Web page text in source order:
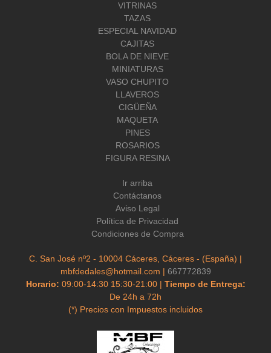
VITRINAS
TAZAS
ESPECIAL NAVIDAD
CAJITAS
BOLA DE NIEVE
MINIATURAS
VASO CHUPITO
LLAVEROS
CIGÜEÑA
MAQUETA
PINES
ROSARIOS
FIGURA RESINA
Ir arriba
Contáctanos
Aviso Legal
Política de Privacidad
Condiciones de Compra
C. San José nº2 - 10004 Cáceres, Cáceres - (España) |
mbfdedales@hotmail.com | 667772839
Horario: 09:00-14:30 15:30-21:00 | Tiempo de Entrega:
De 24h a 72h
(*) Precios con Impuestos incluidos